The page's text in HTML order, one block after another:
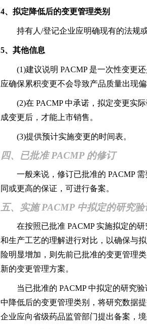
4、拟定降低后的变更管理类别
持有人/登记企业应明确现有的法规或
5、其他信息
(1)建议说明 PACMP 是一次性变更还
应确保累积变更不会导致产品质量出现偏
(2)在 PACMP 中承诺，拟定变更实际
成变更后，才能上市销售。
(3)提供预计实施变更的时间表。
四、已批准 PACMP 的修订
一般来说，修订已批准的 PACMP 需
同或更高的保证，可进行备案。
五、实施 PACMP 中拟定的研究
在按照已批准 PACMP 实施拟定的研
和生产工艺的理解进行对比，以确保与
险明显增加，则先前已批准的变更管理
新的变更管理方案。
当已批准的 PACMP 中拟定的研究验
中降低后的变更管理类别，将研究数据
企业应向省级药品监管部门提出备案，